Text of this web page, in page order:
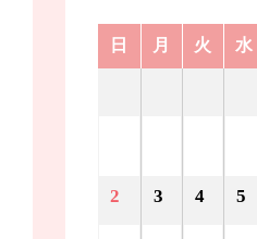
日 月 火 水
2 3 4 5